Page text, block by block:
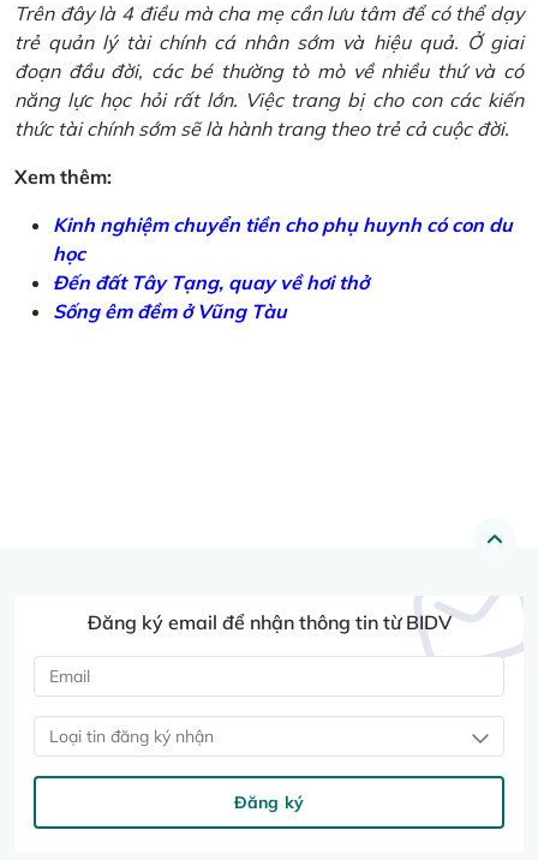
Trên đây là 4 điều mà cha mẹ cần lưu tâm để có thể dạy
trẻ quản lý tài chính cá nhân sớm và hiệu quả. Ở giai
đoạn đầu đời, các bé thường tò mò về nhiều thứ và có
năng lực học hỏi rất lớn. Việc trang bị cho con các kiến
thức tài chính sớm sẽ là hành trang theo trẻ cả cuộc đời.
Xem thêm:
Kinh nghiệm chuyển tiền cho phụ huynh có con du
học
Đến đất Tây Tạng, quay về hơi thở
Sống êm đềm ở Vũng Tàu
Đăng ký email để nhận thông tin từ BIDV
Loại tin đăng ký nhận
Đăng ký